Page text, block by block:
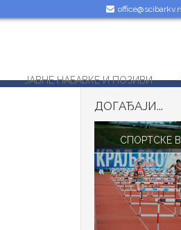
ЈАВНЕ НАБАВКЕ И ПОЗИВИ
ДОГАЂАЈИ...
СПОРТСКЕ